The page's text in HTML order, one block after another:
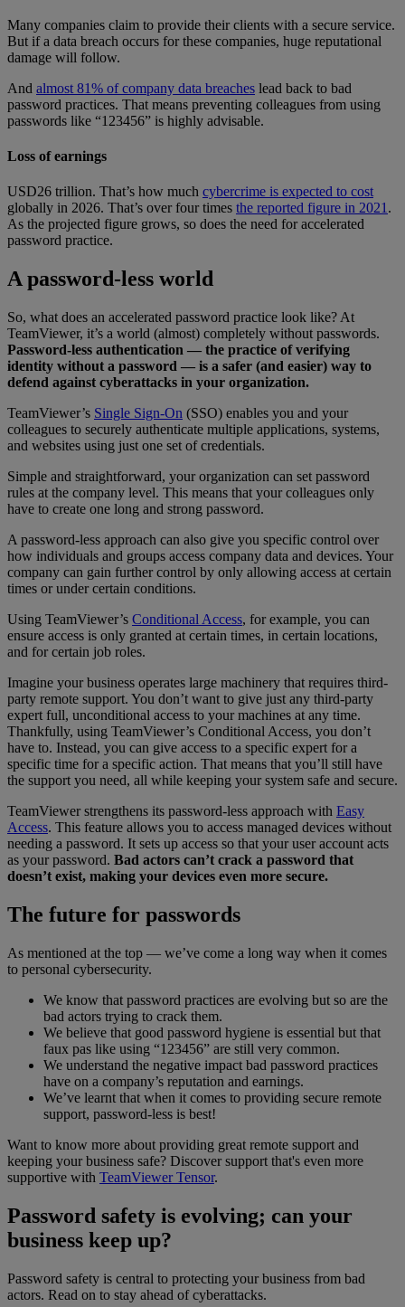
Many companies claim to provide their clients with a secure service.
But if a data breach occurs for these companies, huge reputational
damage will follow.
And almost 81% of company data breaches lead back to bad
password practices. That means preventing colleagues from using
passwords like “123456” is highly advisable.
Loss of earnings
USD26 trillion. That’s how much cybercrime is expected to cost
globally in 2026. That’s over four times the reported figure in 2021 .
As the projected figure grows, so does the need for accelerated
password practice.
A password-less world
So, what does an accelerated password practice look like? At
TeamViewer, it’s a world (almost) completely without passwords.
Password-less authentication — the practice of verifying
identity without a password — is a safer (and easier) way to
defend against cyberattacks in your organization.
TeamViewer’s Single Sign-On (SSO) enables you and your
colleagues to securely authenticate multiple applications, systems,
and websites using just one set of credentials.
Simple and straightforward, your organization can set password
rules at the company level. This means that your colleagues only
have to create one long and strong password.
A password-less approach can also give you specific control over
how individuals and groups access company data and devices. Your
company can gain further control by only allowing access at certain
times or under certain conditions.
Using TeamViewer’s Conditional Access, for example, you can
ensure access is only granted at certain times, in certain locations,
and for certain job roles.
Imagine your business operates large machinery that requires third-
party remote support. You don’t want to give just any third-party
expert full, unconditional access to your machines at any time.
Thankfully, using TeamViewer’s Conditional Access, you don’t
have to. Instead, you can give access to a specific expert for a
specific time for a specific action. That means that you’ll still have
the support you need, all while keeping your system safe and secure.
TeamViewer strengthens its password-less approach with Easy
Access. This feature allows you to access managed devices without
needing a password. It sets up access so that your user account acts
as your password. Bad actors can’t crack a password that
doesn’t exist, making your devices even more secure.
The future for passwords
As mentioned at the top — we’ve come a long way when it comes
to personal cybersecurity.
We know that password practices are evolving but so are the
bad actors trying to crack them.
We believe that good password hygiene is essential but that
faux pas like using “123456” are still very common.
We understand the negative impact bad password practices
have on a company’s reputation and earnings.
We’ve learnt that when it comes to providing secure remote
support, password-less is best!
Want to know more about providing great remote support and
keeping your business safe? Discover support that's even more
supportive with TeamViewer Tensor.
Password safety is evolving; can your
business keep up?
Password safety is central to protecting your business from bad
actors. Read on to stay ahead of cyberattacks.